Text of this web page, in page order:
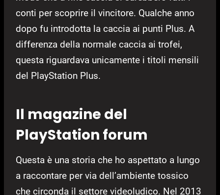
conti per scoprire il vincitore. Qualche anno
dopo fu introdotta la caccia ai punti Plus. A
differenza della normale caccia ai trofei,
questa riguardava unicamente i titoli mensili
del PlayStation Plus.
Il magazine del
PlayStation forum
Questa è una storia che ho aspettato a lungo
a raccontare per via dell’ambiente tossico
che circonda il settore videoludico. Nel 2013